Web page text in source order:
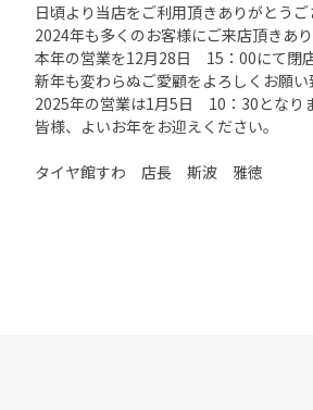
日頃より当店をご利用頂きありがとうご
2024年も多くのお客様にご来店頂きあ
本年の営業を12月28日 15：00にて閉店
新年も変わらぬご愛顧をよろしくお願い
2025年の営業は1月5日 10：30となりま
皆様、よいお年をお迎えください。
タイヤ館すわ 店長 斯波 雅徳